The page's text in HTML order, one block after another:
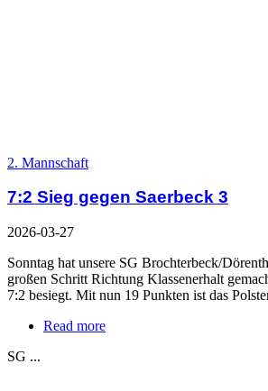
2. Mannschaft
7:2 Sieg gegen Saerbeck 3
2026-03-27
Sonntag hat unsere SG Brochterbeck/
großen Schritt Richtung Klassenerhalt
7:2 besiegt. Mit nun 19 Punkten ist das
Read more
SG ...